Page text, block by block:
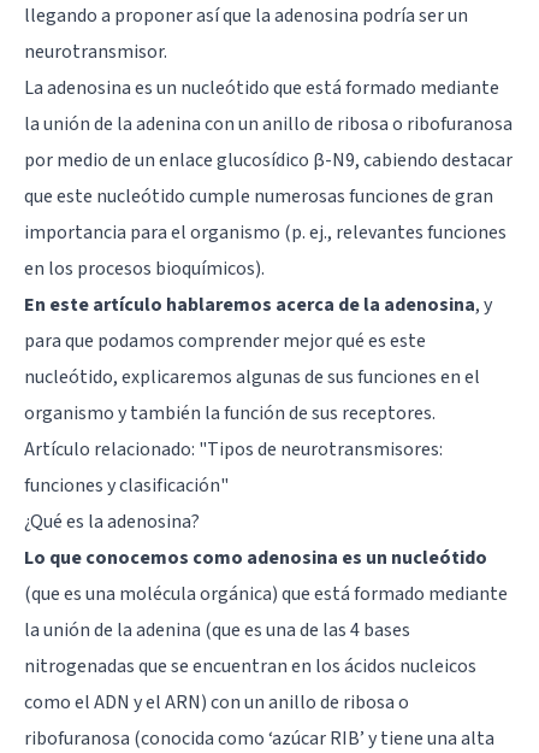
llegando a proponer así que la adenosina podría ser un
neurotransmisor.
La adenosina es un nucleótido que está formado mediante
la unión de la adenina con un anillo de ribosa o ribofuranosa
por medio de un enlace glucosídico β-N9, cabiendo destacar
que este nucleótido cumple numerosas funciones de gran
importancia para el organismo (p. ej., relevantes funciones
en los procesos bioquímicos).
En este artículo hablaremos acerca de la adenosina, y
para que podamos comprender mejor qué es este
nucleótido, explicaremos algunas de sus funciones en el
organismo y también la función de sus receptores.
Artículo relacionado: "Tipos de neurotransmisores:
funciones y clasificación"
¿Qué es la adenosina?
Lo que conocemos como adenosina es un nucleótido
(que es una molécula orgánica) que está formado mediante
la unión de la adenina (que es una de las 4 bases
nitrogenadas que se encuentran en los ácidos nucleicos
como el ADN y el ARN) con un anillo de ribosa o
ribofuranosa (conocida como ‘azúcar RIB’ y tiene una alta